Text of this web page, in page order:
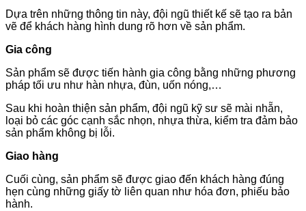
Dựa trên những thông tin này, đội ngũ thiết kế sẽ tạo ra bản
vẽ để khách hàng hình dung rõ hơn về sản phẩm.
Gia công
Sản phẩm sẽ được tiến hành gia công bằng những phương
pháp tối ưu như hàn nhựa, đùn, uốn nóng,…
Sau khi hoàn thiện sản phẩm, đội ngũ kỹ sư sẽ mài nhẵn,
loại bỏ các góc cạnh sắc nhọn, nhựa thừa, kiểm tra đảm bảo
sản phẩm không bị lỗi.
Giao hàng
Cuối cùng, sản phẩm sẽ được giao đến khách hàng đúng
hẹn cùng những giấy tờ liên quan như hóa đơn, phiếu bảo
hành.